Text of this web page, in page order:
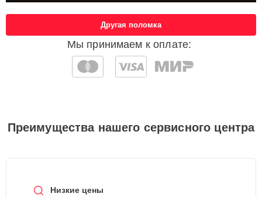
Мы принимаем к оплате:
Другая поломка
Преимущества нашего сервисного центра
Низкие цены